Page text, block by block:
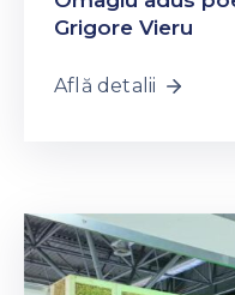
Grigore Vieru
Află detalii